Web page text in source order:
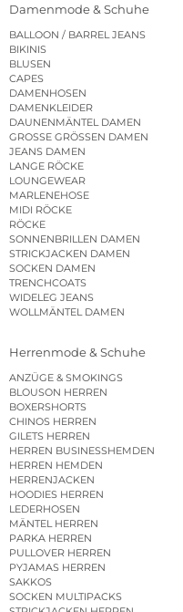
Damenmode & Schuhe
BALLOON / BARREL JEANS
BIKINIS
BLUSEN
CAPES
DAMENHOSEN
DAMENKLEIDER
DAUNENMÄNTEL DAMEN
GROSSE GRÖSSEN DAMEN
JEANS DAMEN
LANGE RÖCKE
LOUNGEWEAR
MARLENEHOSE
MIDI RÖCKE
RÖCKE
SONNENBRILLEN DAMEN
STRICKJACKEN DAMEN
SOCKEN DAMEN
TRENCHCOATS
WIDELEG JEANS
WOLLMÄNTEL DAMEN
Herrenmode & Schuhe
ANZÜGE & SMOKINGS
BLOUSON HERREN
BOXERSHORTS
CHINOS HERREN
GILETS HERREN
HERREN BUSINESSHEMDEN
HERREN HEMDEN
HERRENJACKEN
HOODIES HERREN
LEDERHOSEN
MÄNTEL HERREN
PARKA HERREN
PULLOVER HERREN
PYJAMAS HERREN
SAKKOS
SOCKEN MULTIPACKS